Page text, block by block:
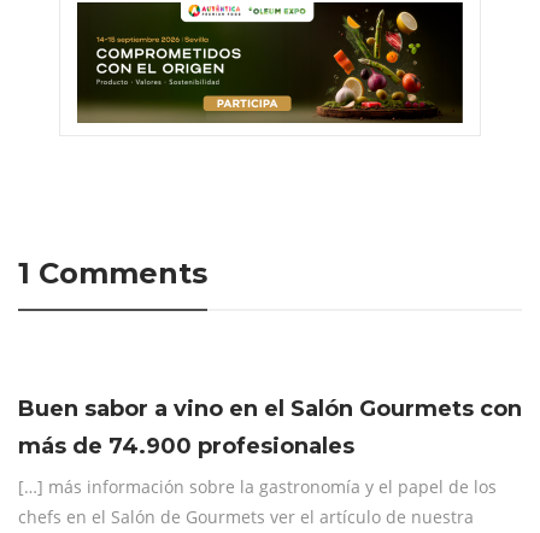
1 Comments
Buen sabor a vino en el Salón Gourmets con
más de 74.900 profesionales
[…] más información sobre la gastronomía y el papel de los
chefs en el Salón de Gourmets ver el artículo de nuestra